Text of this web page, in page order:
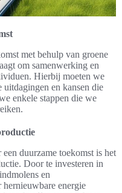
met behulp van groene
om samenwerking en
Hierbij moeten we
en kansen die
enkele stappen die we
duurzame toekomst is het
Door te investeren in
en
hernieuwbare energie